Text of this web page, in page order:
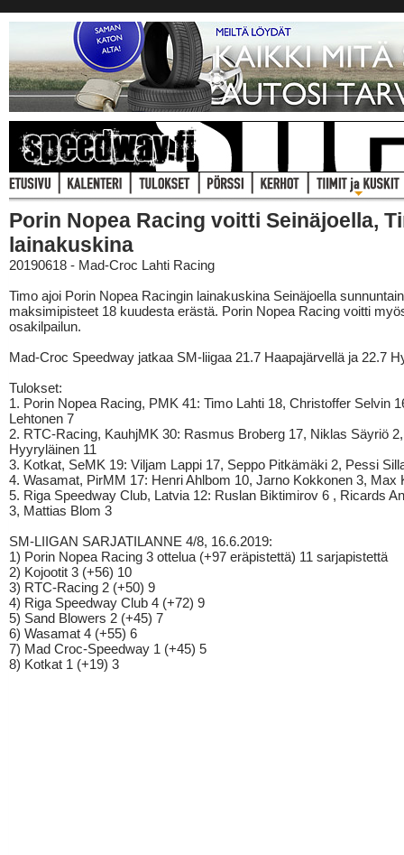
Porin Nopea Racing voitti Seinäjoella,
lainakuskina
20190618 - Mad-Croc Lahti Racing
Timo ajoi Porin Nopea Racingin lainakuskina Seinäjoella
maksimipisteet 18 kuudesta erästä. Porin Nopea Racing voitti
osakilpailun.
Mad-Croc Speedway jatkaa SM-liigaa 21.7 Haapajärvellä ja 22.7
Tulokset:
1. Porin Nopea Racing, PMK 41: Timo Lahti 18, Christoffer Selvin
Lehtonen 7
2. RTC-Racing, KauhjMK 30: Rasmus Broberg 17, Niklas Säyriö 2,
Hyyryläinen 11
3. Kotkat, SeMK 19: Viljam Lappi 17, Seppo Pitkämäki 2, Pessi
4. Wasamat, PirMM 17: Henri Ahlbom 10, Jarno Kokkonen 3, Max
5. Riga Speedway Club, Latvia 12: Ruslan Biktimirov 6 , Ricards
3, Mattias Blom 3
SM-LIIGAN SARJATILANNE 4/8, 16.6.2019:
1) Porin Nopea Racing 3 ottelua (+97 eräpistettä) 11 sarjapistettä
2) Kojootit 3 (+56) 10
3) RTC-Racing 2 (+50) 9
4) Riga Speedway Club 4 (+72) 9
5) Sand Blowers 2 (+45) 7
6) Wasamat 4 (+55) 6
7) Mad Croc-Speedway 1 (+45) 5
8) Kotkat 1 (+19) 3